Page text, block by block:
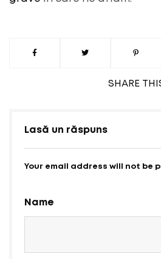
SHARE
Lasă un răspuns
Your email address will not be
Name